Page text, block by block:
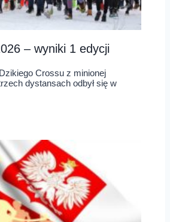
– wyniki 1 edycji
Crossu z minionej
dystansach odbył się w